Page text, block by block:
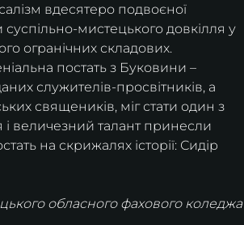
вдесятеро подвоєної
суспільно-мистецького довкілля у
огранічних складових.
постать з Буковини –
служителів-просвітників, а
священиків, міг стати один з
і величезний талант принесли
на скрижалях історії: Сидір
обласного фахового коледжа